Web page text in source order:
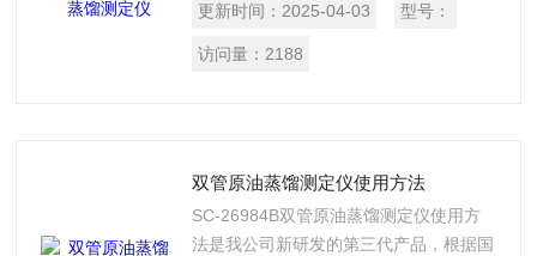
准试验方法设计制造的。
更新时间： 2025-04-03 型号：
访问量： 2188
双管原油蒸馏测定仪使用方法
SC-26984B双管原油蒸馏测定仪使用方
法是我公司新研发的第三代产品，根据国